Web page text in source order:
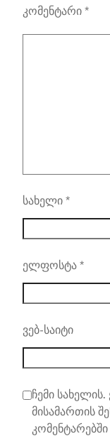
კომენტარი *
სახელი *
ელფოსტა *
ვებ-საიტი
ჩემი
მისამართის